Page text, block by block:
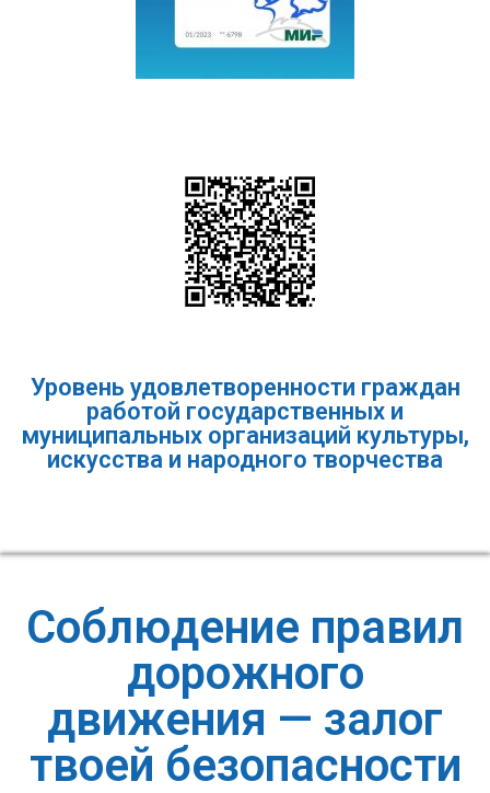
Уровень удовлетворенности граждан
работой государственных и
муниципальных организаций культуры,
искусства и народного творчества
Соблюдение правил
дорожного
движения — залог
твоей безопасности